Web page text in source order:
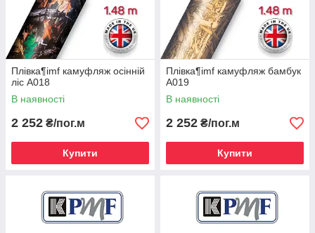
Плівка¶imf камуфляж осінній
ліс A018
В наявності
2 252 ₴/пог.м
Купити
Плівка¶imf камуфляж бамбук
A019
В наявності
2 252 ₴/пог.м
Купити